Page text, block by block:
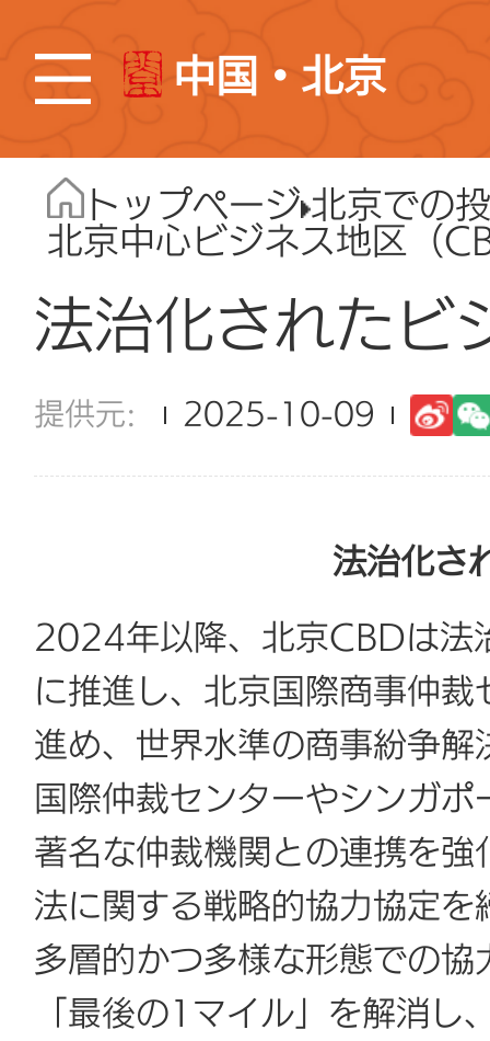
中国・北京
トップページ 北京での
北京中心ビジネス地区（
法治化されたビ
2025-10-09
法治化さ
2024年以降、北京CBDは法
に推進し、北京国際商事仲
進め、世界水準の商事紛争
国際仲裁センターやシンガ
著名な仲裁機関との連携を
法に関する戦略的協力協定
多層的かつ多様な形態での
「最後の1マイル」を解消